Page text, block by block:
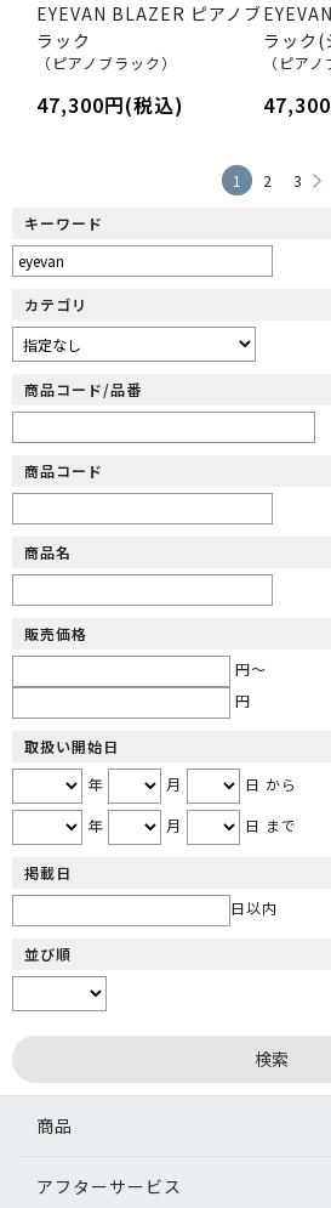
EYEVAN BLAZER ピアノブ
ラック
（ピアノブラック）
47,300円(税込)
ラック(
（ピア
1 2 3
キーワード
カテゴリ
商品コード/品番
商品コード
商品名
販売価格
円～
円
取扱い開始日
年
月
日 から
年
月 日 まで
掲載日
日以内
並び順
商品
アフターサービス